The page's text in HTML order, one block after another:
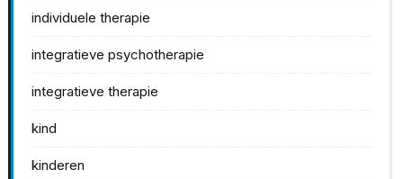
individuele therapie
integratieve psychotherapie
integratieve therapie
kind
kinderen